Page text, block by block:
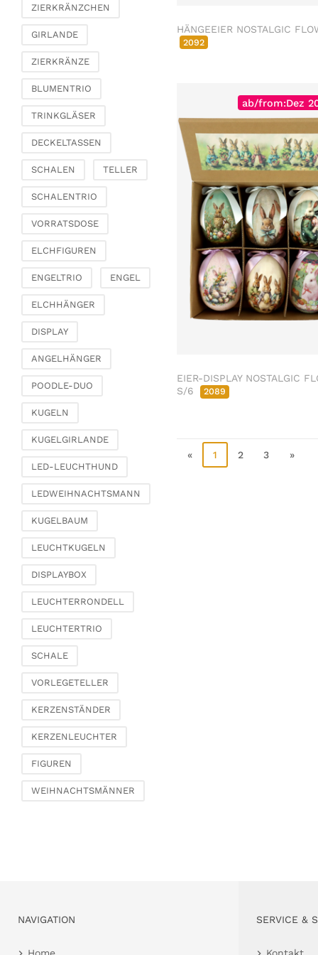
HÄNGEEIER NOSTALGIC
2092
ab/from:Dez
EIER-DISPLAY NOSTALGIC
S/6
2089
« 1 2 3 »
Dekobäume
Zierfedern
Kränze & Ketten
& Perlentäschchen
Schmuck &
Bücher & Zettelboxen
Schmetterlinge, Vögel,
Glasschmuck
Traumfänger
Diverses
Windlichter & Laternen
Vasen & Übertöpfe
Pokalschalen
Bilderrahmen
Schachteln & Truhen
ZIERKRÄNZCHEN
GIRLANDE
ZIERKRÄNZE
BLUMENTRIO
TRINKGLÄSER
DECKELTASSEN
SCHALEN TELLER
SCHALENTRIO
VORRATSDOSE
ELCHFIGUREN
ENGELTRIO ENGEL
ELCHHÄNGER
DISPLAY
ANGELHÄNGER
POODLE-DUO
KUGELN
KUGELGIRLANDE
LED-LEUCHTHUND
LEDWEIHNACHTSMANN
KUGELBAUM
LEUCHTKUGELN
DISPLAYBOX
LEUCHTERRONDELL
LEUCHTERTRIO
SCHALE
VORLEGETELLER
KERZENSTÄNDER
KERZENLEUCHTER
FIGUREN
WEIHNACHTSMÄNNER
NAVIGATION SERVICE &